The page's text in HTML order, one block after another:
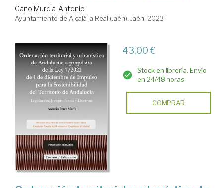
Cano Murcia, Antonio
Ayuntamiento de Alcalá la Real (Jaén). Jaén, 2023
43,00 €
Stock en librería. Envío
en 24/48 horas
COMPRAR